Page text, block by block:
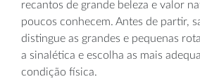
recantos de grande beleza e valor
poucos conhecem. Antes de partir,
distingue as grandes e pequenas
a sinalética e escolha as mais
condição física.